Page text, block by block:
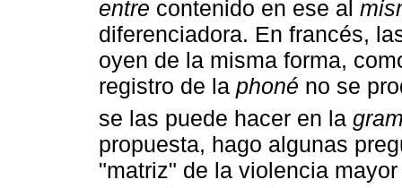
entre contenido en ese al
diferenciadora. En francés,
oyen de la misma forma,
registro de la phoné no se
se las puede hacer en la
propuesta, hago algunas
"matriz" de la violencia